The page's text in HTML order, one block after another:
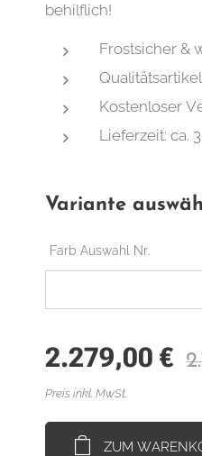
behilflich!
Frostsicher &
Kostenloser
Lieferzeit: ca.
Variante
Farb Auswahl Nr.
2.279,00 €
Preis inkl. MwSt.
ZUM